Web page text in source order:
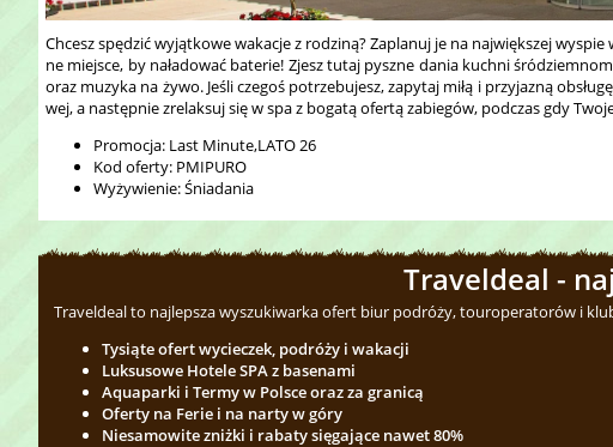
Chcesz spędzić wyjątkowe wakacje z rodziną? Zaplanuj je na największej
ne miejsce, by naładować baterie! Zjesz tutaj pyszne dania kuchni
oraz muzyka na żywo. Jeśli czegoś potrzebujesz, zapytaj miłą i przyjazną
wej, a następnie zrelaksuj się w spa z bogatą ofertą zabiegów, podczas gdy
Promocja: Last Minute,LATO 26
Kod oferty: PMIPURO
Wyżywienie: Śniadania
Traveldeal -
Traveldeal to najlepsza wyszukiwarka ofert biur podróży, touroperatorów i
Tysiąte ofert wycieczek, podróży i wakacji
Luksusowe Hotele SPA z basenami
Aquaparki i Termy w Polsce oraz za granicą
Oferty na Ferie i na narty w góry
Niesamowite zniżki i rabaty sięgające nawet 80%